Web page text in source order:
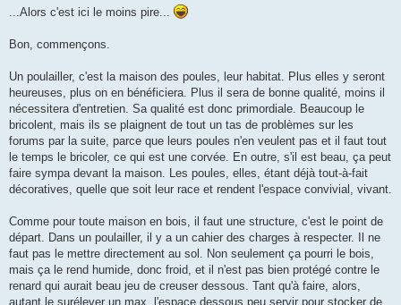
...Alors c'est ici le moins pire...
Bon, commençons.
Un poulailler, c'est la maison des poules, leur habitat. Plus elles y seront
heureuses, plus on en bénéficiera. Plus il sera de bonne qualité, moins il
nécessitera d'entretien. Sa qualité est donc primordiale. Beaucoup le
bricolent, mais ils se plaignent de tout un tas de problèmes sur les
forums par la suite, parce que leurs poules n'en veulent pas et il faut tout
le temps le bricoler, ce qui est une corvée. En outre, s'il est beau, ça peut
faire sympa devant la maison. Les poules, elles, étant déjà tout-à-fait
décoratives, quelle que soit leur race et rendent l'espace convivial, vivant.
Comme pour toute maison en bois, il faut une structure, c'est le point de
départ. Dans un poulailler, il y a un cahier des charges à respecter. Il ne
faut pas le mettre directement au sol. Non seulement ça pourri le bois,
mais ça le rend humide, donc froid, et il n'est pas bien protégé contre le
renard qui aurait beau jeu de creuser dessous. Tant qu'à faire, alors,
autant le surélever un max, l'espace dessous peu servir pour stocker de